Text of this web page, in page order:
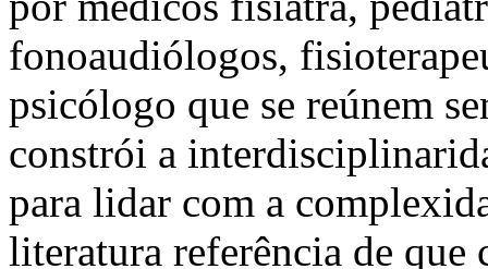
fonoaudiólogos,
psicólogo que se reúnem
constrói a
para lidar com a
literatura referência de que